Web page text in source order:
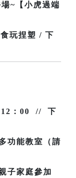
~【小虎過端
玩捏塑 / 下
12：00 // 下
功能教室（請
子家庭參加